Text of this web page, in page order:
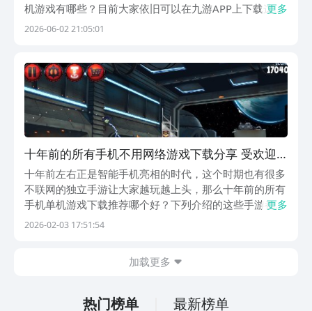
机游戏有哪些？目前大家依旧可以在九游APP上下载这些
十多年前的手游，九游是手游福利最多的游戏平台，隶属
更多
2026-06-02 21:05:01
十年前的所有手机不用网络游戏下载分享 受欢迎
的单机游戏有哪几款2026
十年前左右正是智能手机亮相的时代，这个时期也有很多
不联网的独立手游让大家越玩越上头，那么十年前的所有
手机单机游戏下载推荐哪个好？下列介绍的这些手游都是
十年前出现的独立游戏，九游平台依旧可以轻松找到这些
更多
2026-02-03 17:51:54
加载更多
热门榜单 最新榜单